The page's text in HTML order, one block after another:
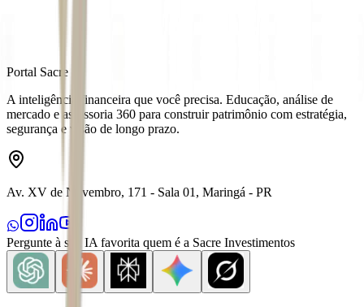
Portal Sacre
A inteligência financeira que você precisa. Educação, análise de
mercado e assessoria 360 para construir patrimônio com estratégia,
segurança e visão de longo prazo.
Av. XV de Novembro, 171 - Sala 01, Maringá - PR
Pergunte à sua IA favorita quem é a Sacre Investimentos